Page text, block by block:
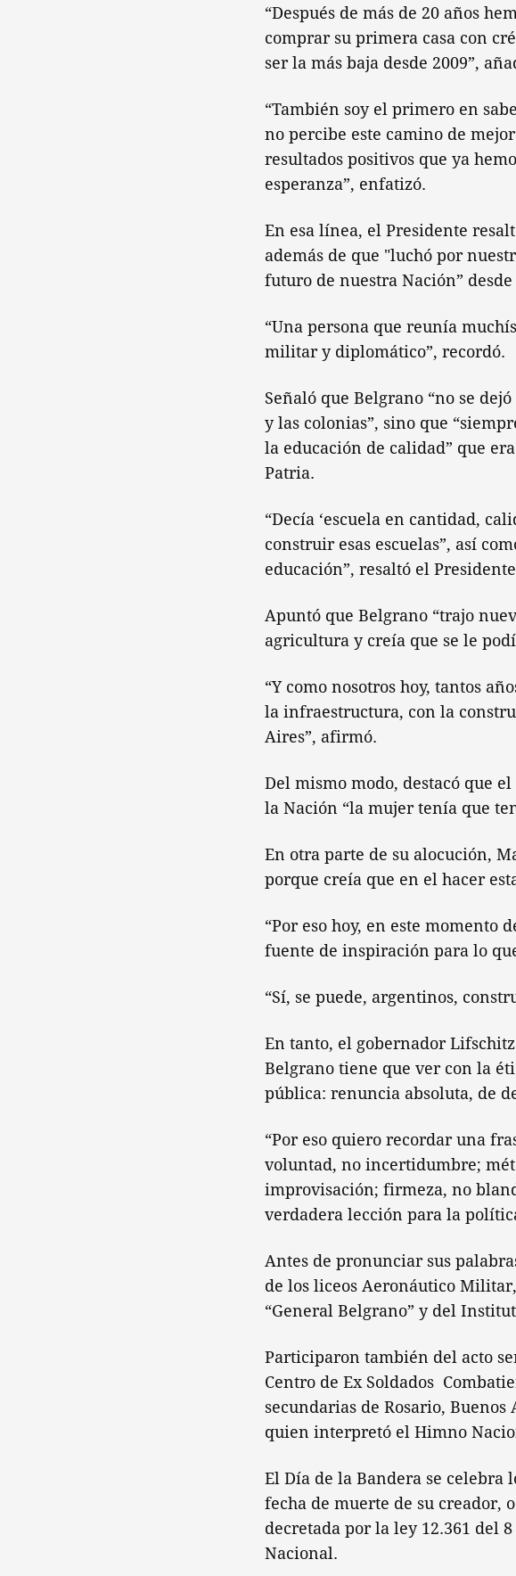
“Después de más de 20 años
comprar su primera casa con
ser la más baja desde 2009”,
“También soy el primero en
no percibe este camino de
resultados positivos que ya
esperanza”, enfatizó.
En esa línea, el Presidente
además de que "luchó por
futuro de nuestra Nación”
“Una persona que reunía
militar y diplomático”, recordó.
Señaló que Belgrano “no se
y las colonias”, sino que
la educación de calidad” que
Patria.
“Decía ‘escuela en cantidad,
construir esas escuelas”, así
educación”, resaltó el
Apuntó que Belgrano “trajo
agricultura y creía que se le
“Y como nosotros hoy, tantos
la infraestructura, con la
Aires”, afirmó.
Del mismo modo, destacó que
la Nación “la mujer tenía que
En otra parte de su alocución,
porque creía que en el hacer
“Por eso hoy, en este momento
fuente de inspiración para lo
“Sí, se puede, argentinos,
En tanto, el gobernador
Belgrano tiene que ver con la
pública: renuncia absoluta, de
“Por eso quiero recordar una
voluntad, no incertidumbre;
improvisación; firmeza, no
verdadera lección para la
Antes de pronunciar sus
de los liceos Aeronáutico
“General Belgrano” y del
Participaron también del acto
Centro de Ex Soldados
secundarias de Rosario,
quien interpretó el Himno
El Día de la Bandera se celebra
fecha de muerte de su creador,
decretada por la ley 12.361 del
Nacional.